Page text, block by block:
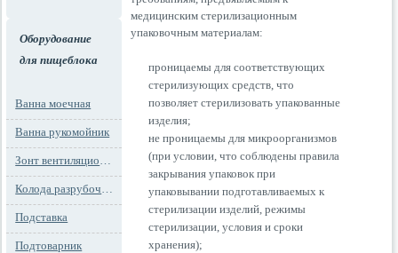
Оборудование
для пищеблока
Ванна моечная
Ванна рукомойник
Зонт вентиляционный
Колода разрубочная
Подставка
Подтоварник
медицинским стерилизационным
упаковочным материалам:
проницаемы для соответствующих
стерилизующих средств, что
позволяет стерилизовать упакованные
изделия;
не проницаемы для микроорганизмов
(при условии, что соблюдены правила
закрывания упаковок при
упаковывании подготавливаемых к
стерилизации изделий, режимы
стерилизации, условия и сроки
хранения);